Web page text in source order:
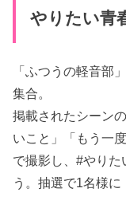
やりたい青
「ふつうの軽音部
集合。
掲載されたシーン
いこと」「もう一
で撮影し、#やりた
う。抽選で1名様